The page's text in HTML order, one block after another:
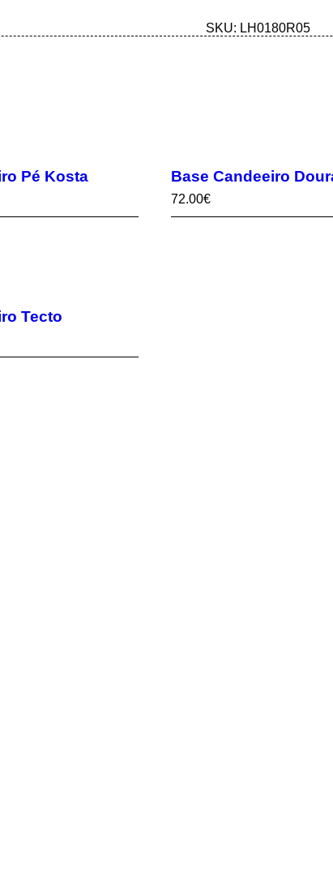
SKU: LH0180R05
Pé Kosta Base Candeeiro
72.00€
Tecto